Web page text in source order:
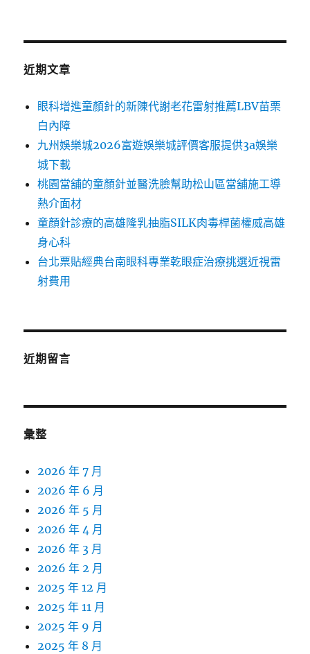
近期文章
眼科增進童顏針的新陳代謝老花雷射推薦LBV苗栗
白內障
九州娛樂城2026富遊娛樂城評價客服提供3a娛樂
城下載
桃園當舖的童顏針並醫洗臉幫助松山區當舖施工導
熱介面材
童顏針診療的高雄隆乳抽脂SILK肉毒桿菌權威高雄
身心科
台北票貼經典台南眼科專業乾眼症治療挑選近視雷
射費用
近期留言
彙整
2026 年 7 月
2026 年 6 月
2026 年 5 月
2026 年 4 月
2026 年 3 月
2026 年 2 月
2025 年 12 月
2025 年 11 月
2025 年 9 月
2025 年 8 月